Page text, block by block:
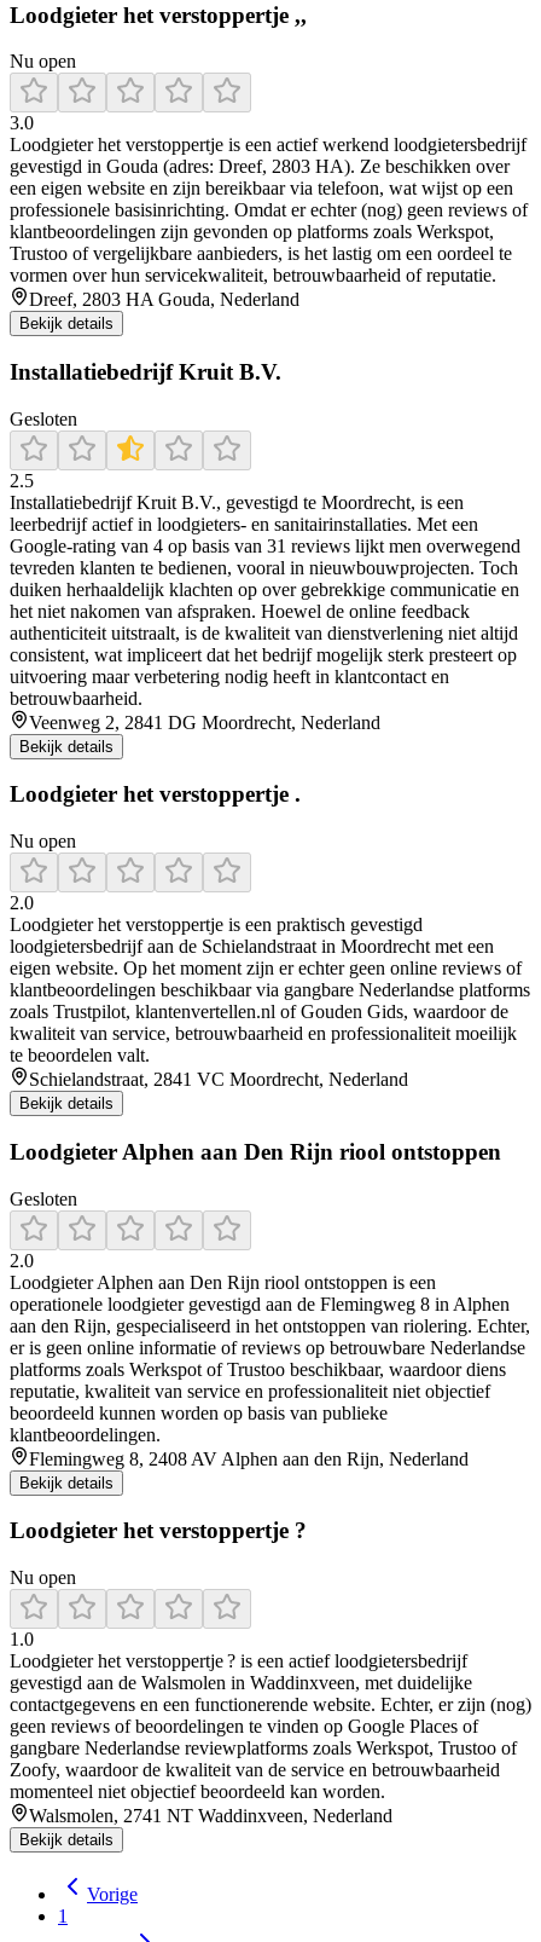
Loodgieter het verstoppertje ,,
Nu open
3.0
Loodgieter het verstoppertje is een actief werkend loodgietersbedrijf
gevestigd in Gouda (adres: Dreef, 2803 HA). Ze beschikken over
een eigen website en zijn bereikbaar via telefoon, wat wijst op een
professionele basisinrichting. Omdat er echter (nog) geen reviews of
klantbeoordelingen zijn gevonden op platforms zoals Werkspot,
Trustoo of vergelijkbare aanbieders, is het lastig om een oordeel te
vormen over hun servicekwaliteit, betrouwbaarheid of reputatie.
Dreef, 2803 HA Gouda, Nederland
Bekijk details
Installatiebedrijf Kruit B.V.
Gesloten
2.5
Installatiebedrijf Kruit B.V., gevestigd te Moordrecht, is een
leerbedrijf actief in loodgieters- en sanitairinstallaties. Met een
Google-rating van 4 op basis van 31 reviews lijkt men overwegend
tevreden klanten te bedienen, vooral in nieuwbouwprojecten. Toch
duiken herhaaldelijk klachten op over gebrekkige communicatie en
het niet nakomen van afspraken. Hoewel de online feedback
authenticiteit uitstraalt, is de kwaliteit van dienstverlening niet altijd
consistent, wat impliceert dat het bedrijf mogelijk sterk presteert op
uitvoering maar verbetering nodig heeft in klantcontact en
betrouwbaarheid.
Veenweg 2, 2841 DG Moordrecht, Nederland
Bekijk details
Loodgieter het verstoppertje .
Nu open
2.0
Loodgieter het verstoppertje is een praktisch gevestigd
loodgietersbedrijf aan de Schielandstraat in Moordrecht met een
eigen website. Op het moment zijn er echter geen online reviews of
klantbeoordelingen beschikbaar via gangbare Nederlandse platforms
zoals Trustpilot, klantenvertellen.nl of Gouden Gids, waardoor de
kwaliteit van service, betrouwbaarheid en professionaliteit moeilijk
te beoordelen valt.
Schielandstraat, 2841 VC Moordrecht, Nederland
Bekijk details
Loodgieter Alphen aan Den Rijn riool ontstoppen
Gesloten
2.0
Loodgieter Alphen aan Den Rijn riool ontstoppen is een
operationele loodgieter gevestigd aan de Flemingweg 8 in Alphen
aan den Rijn, gespecialiseerd in het ontstoppen van riolering. Echter,
er is geen online informatie of reviews op betrouwbare Nederlandse
platforms zoals Werkspot of Trustoo beschikbaar, waardoor diens
reputatie, kwaliteit van service en professionaliteit niet objectief
beoordeeld kunnen worden op basis van publieke
klantbeoordelingen.
Flemingweg 8, 2408 AV Alphen aan den Rijn, Nederland
Bekijk details
Loodgieter het verstoppertje ?
Nu open
1.0
Loodgieter het verstoppertje ? is een actief loodgietersbedrijf
gevestigd aan de Walsmolen in Waddinxveen, met duidelijke
contactgegevens en een functionerende website. Echter, er zijn (nog)
geen reviews of beoordelingen te vinden op Google Places of
gangbare Nederlandse reviewplatforms zoals Werkspot, Trustoo of
Zoofy, waardoor de kwaliteit van de service en betrouwbaarheid
momenteel niet objectief beoordeeld kan worden.
Walsmolen, 2741 NT Waddinxveen, Nederland
Bekijk details
Vorige
1